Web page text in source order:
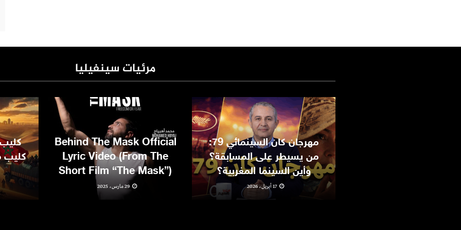
مرئيات سينفيليا
مهرجان كان السينمائي 79:
من يسيطر على المسابقة؟
وأين السينما المغربية؟
17 أبريل، 2026
Behind The Mask Official
Lyric Video (From The
Short Film “The Mask”)
29 مارس، 2025
كليب